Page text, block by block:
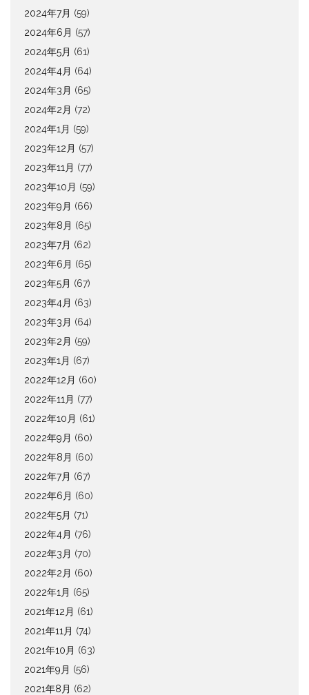
2024年7月 (59)
2024年6月 (57)
2024年5月 (61)
2024年4月 (64)
2024年3月 (65)
2024年2月 (72)
2024年1月 (59)
2023年12月 (57)
2023年11月 (77)
2023年10月 (59)
2023年9月 (66)
2023年8月 (65)
2023年7月 (62)
2023年6月 (65)
2023年5月 (67)
2023年4月 (63)
2023年3月 (64)
2023年2月 (59)
2023年1月 (67)
2022年12月 (60)
2022年11月 (77)
2022年10月 (61)
2022年9月 (60)
2022年8月 (60)
2022年7月 (67)
2022年6月 (60)
2022年5月 (71)
2022年4月 (76)
2022年3月 (70)
2022年2月 (60)
2022年1月 (65)
2021年12月 (61)
2021年11月 (74)
2021年10月 (63)
2021年9月 (56)
2021年8月 (62)